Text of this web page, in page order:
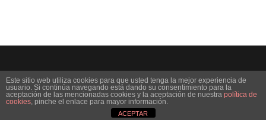
© 2019 DOCRIM | Todos los derechos reservados.
Este sitio web utiliza cookies para que usted tenga la mejor experiencia de
usuario. Si continúa navegando está dando su consentimiento para la
aceptación de las mencionadas cookies y la aceptación de nuestra política de
cookies, pinche el enlace para mayor información.
ACEPTAR